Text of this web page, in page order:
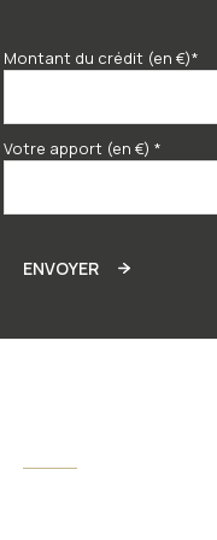
Montant du crédit (en €)*
Votre apport (en €) *
ENVOYER